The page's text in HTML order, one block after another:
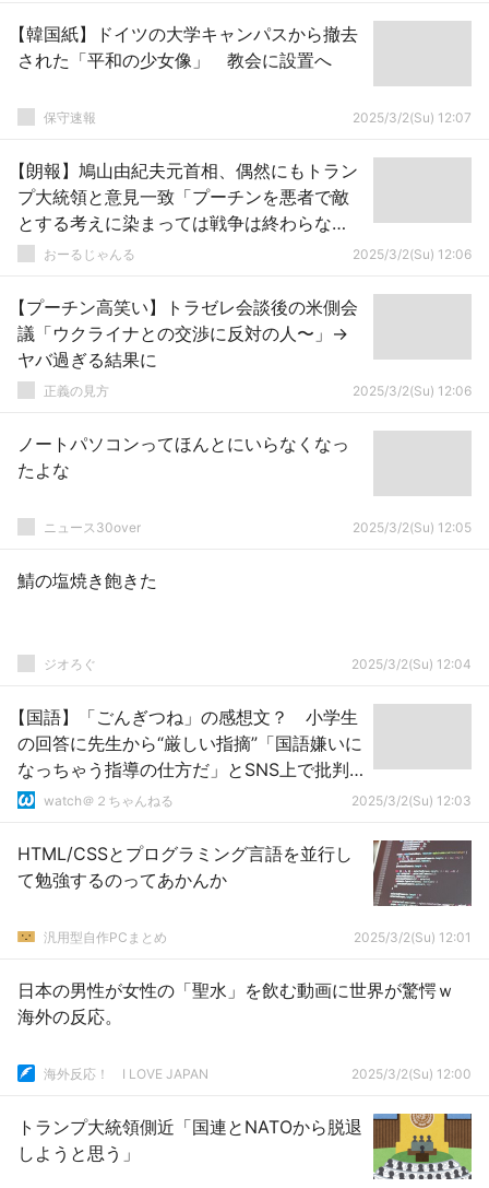
【韓国紙】ドイツの大学キャンパスから撤去
された「平和の少女像」 教会に設置へ
保守速報 2025/3/2(Su) 12:07
【朗報】鳩山由紀夫元首相、偶然にもトラン
プ大統領と意見一致「プーチンを悪者で敵
とする考えに染まっては戦争は終わらな
い」おーるじゃんる 2025/3/2(Su) 12:06
【プーチン高笑い】トラゼレ会談後の米側会
議「ウクライナとの交渉に反対の人〜」→
ヤバ過ぎる結果に
正義の見方 2025/3/2(Su) 12:06
ノートパソコンってほんとにいらなくなっ
たよな
ニュース30over 2025/3/2(Su) 12:05
鯖の塩焼き飽きた
ジオろぐ 2025/3/2(Su) 12:04
【国語】「ごんぎつね」の感想文？ 小学生
の回答に先生から“厳しい指摘”「国語嫌いに
なっちゃう指導の仕方だ」とSNS上で批判
も…watch＠２ちゃんねる 2025/3/2(Su) 12:03
HTML/CSSとプログラミング言語を並行し
て勉強するのってあかんか
汎用型自作PCまとめ 2025/3/2(Su) 12:01
日本の男性が女性の「聖水」を飲む動画に世界が驚愕ｗ
海外の反応。
海外反応！ I LOVE JAPAN 2025/3/2(Su) 12:00
トランプ大統領側近「国連とNATOから脱退
しようと思う」